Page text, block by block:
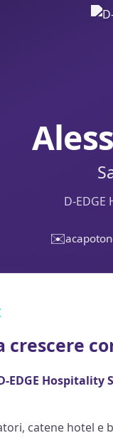
D-
✉️
EDGE Hospitality
catene hotel